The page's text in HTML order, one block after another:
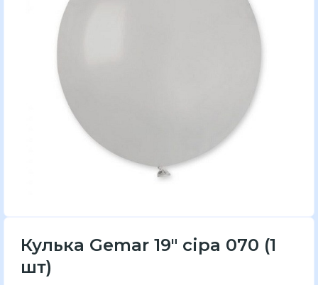
Кулька Gemar 19″ сіра 070 (1
шт)